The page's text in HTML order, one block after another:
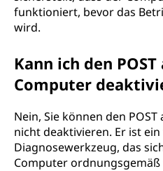
funktioniert, bevor das
wird.
Kann ich den
Computer
Nein, Sie können den
nicht deaktivieren. Er ist
Diagnosewerkzeug, das
Computer